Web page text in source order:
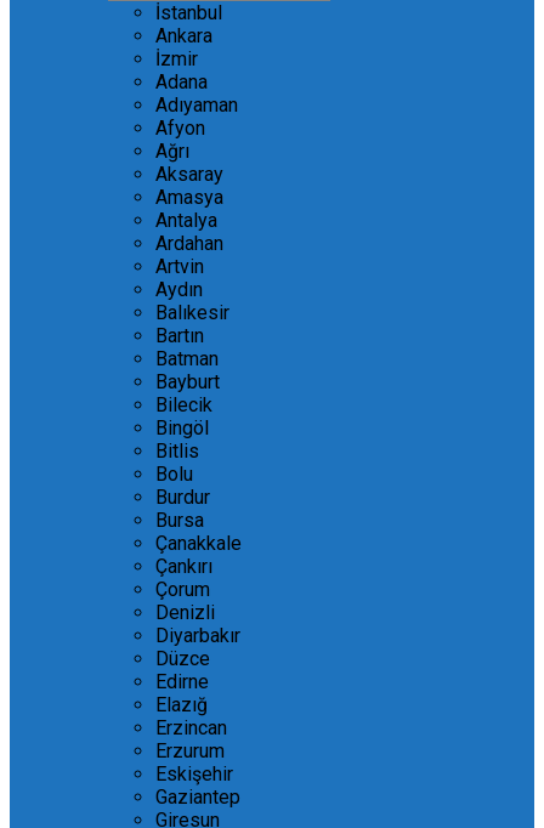
İstanbul
Ankara
İzmir
Adana
Adıyaman
Afyon
Ağrı
Aksaray
Amasya
Antalya
Ardahan
Artvin
Aydın
Balıkesir
Bartın
Batman
Bayburt
Bilecik
Bingöl
Bitlis
Bolu
Burdur
Bursa
Çanakkale
Çankırı
Çorum
Denizli
Diyarbakır
Düzce
Edirne
Elazığ
Erzincan
Erzurum
Eskişehir
Gaziantep
Giresun